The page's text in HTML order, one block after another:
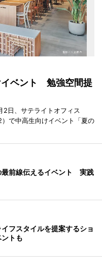
イベント 勉強空間提
日、サテライトオフィス
で中高生向けイベント「夏の
最前線伝えるイベント 実践
フスタイルを提案するショ
トも